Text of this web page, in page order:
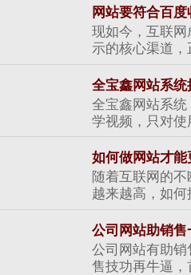
网站要符合百
现如今，互联
示的核心渠道，
全宝鑫网站系
全宝鑫网站系
学视频，只对使
如何做网站才能
随着互联网的
越来越高，如何
公司网站助销售
公司网站有助
售技功再牛逼，